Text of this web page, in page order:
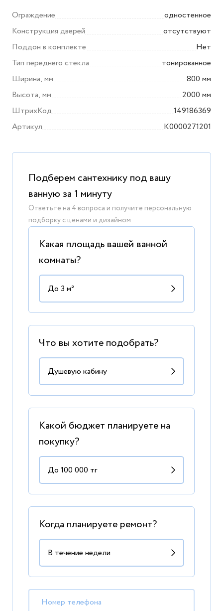
Ограждение
одностенное
Конструкция дверей
отсутствуют
Поддон в комплекте
Нет
Тип переднего стекла
тонированное
Ширина, мм
800 мм
Высота, мм
2000 мм
ШтрихКод
149186369
Артикул
K0000271201
Подберем сантехнику под вашу
ванную за 1 минуту
Ответьте на 4 вопроса и получите персональную
подборку с ценами и дизайном
Какая площадь вашей ванной
комнаты?
Что вы хотите подобрать?
Какой бюджет планируете на
покупку?
Когда планируете ремонт?
Номер телефона